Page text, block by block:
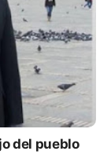
del pueblo